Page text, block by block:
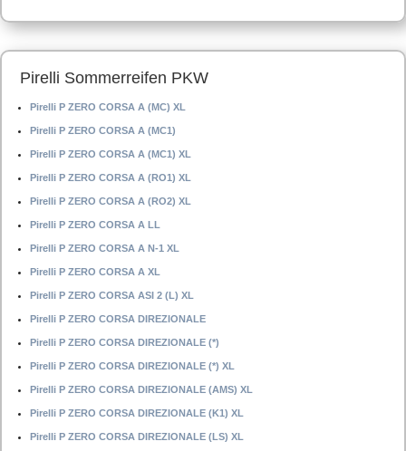
Pirelli Sommerreifen PKW
Pirelli P ZERO CORSA A (MC) XL
Pirelli P ZERO CORSA A (MC1)
Pirelli P ZERO CORSA A (MC1) XL
Pirelli P ZERO CORSA A (RO1) XL
Pirelli P ZERO CORSA A (RO2) XL
Pirelli P ZERO CORSA A LL
Pirelli P ZERO CORSA A N-1 XL
Pirelli P ZERO CORSA A XL
Pirelli P ZERO CORSA ASI 2 (L) XL
Pirelli P ZERO CORSA DIREZIONALE
Pirelli P ZERO CORSA DIREZIONALE (*)
Pirelli P ZERO CORSA DIREZIONALE (*) XL
Pirelli P ZERO CORSA DIREZIONALE (AMS) XL
Pirelli P ZERO CORSA DIREZIONALE (K1) XL
Pirelli P ZERO CORSA DIREZIONALE (LS) XL